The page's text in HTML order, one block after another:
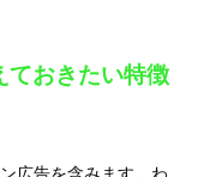
おきたい特徴